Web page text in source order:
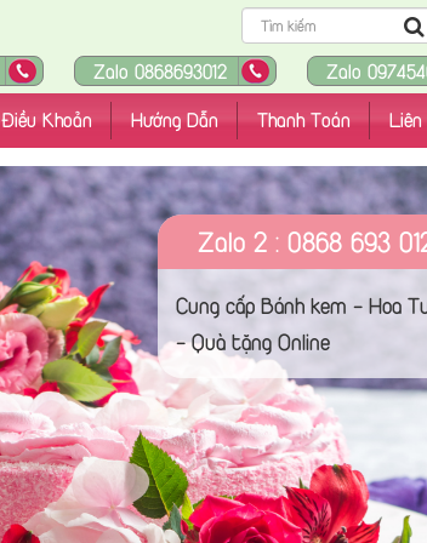
Zalo 0868693012
Zalo
Điều Khoản Hướng Dẫn Thanh Toán Liên
Zalo 2 : 0868 693
Cung cấp Bánh kem - Hoa
- Quà tặng Online